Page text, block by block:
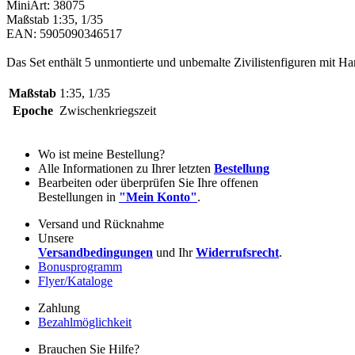
MiniArt: 38075
Maßstab 1:35, 1/35
EAN: 5905090346517
Das Set enthält 5 unmontierte und unbemalte Zivilistenfiguren mit
Maßstab 1:35, 1/35
Epoche Zwischenkriegszeit
Wo ist meine Bestellung?
Alle Informationen zu Ihrer letzten Bestellung
Bearbeiten oder überprüfen Sie Ihre offenen
Bestellungen in "Mein Konto".
Versand und Rücknahme
Unsere
Versandbedingungen und IhrWiderrufsrecht.
Bonusprogramm
Flyer/Kataloge
Zahlung
Bezahlmöglichkeit
Brauchen Sie Hilfe?